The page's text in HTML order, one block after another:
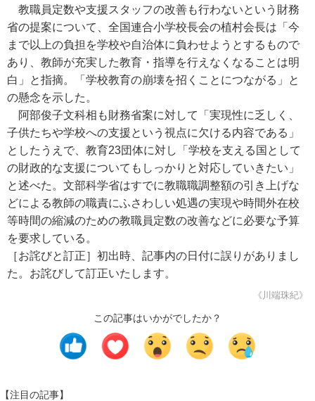
教職員定数や支援スタッフの改善も行わないという財務
省の提案について、全国連合小学校長会の植村会長は「今
まで以上の負担を学校や自治体に負わせようとするもので
あり、教師が充実した教育・指導を行えなくなることは明
白」と指摘。「学校教育の崩壊を招くことにつながる」と
の懸念を示した。
阿部俊子文科相も財務省案に対して「実現性に乏しく、
子供たちや学校への支援という視点に欠ける内容である」
としたうえで、教育23団体に対し「学校を支える国として
の財政的な支援についてもしっかりと対応していきたい」
と述べた。文部科学省はすでに教職職調整額の引き上げな
どによる教師の職責にふさわしい処遇の実現や時間外在校
等時間の縮減のための教職員定数の改善などに必要な予算
を要求している。
［お詫びと訂正］初出時、記事内の日付に誤りがありまし
た。お詫びして訂正いたします。
《川端珠紀》
この記事はいかがでしたか？
【注目の記事】